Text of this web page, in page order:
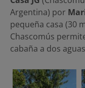
Argentina) por
pequeña casa (30
Chascomús
cabaña a dos